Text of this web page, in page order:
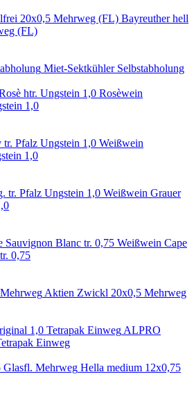
Bayreuther hell
(FL)
Miet-Sektkühler Selbstabholung
Rosèwein
1,0
Weißwein
1,0
Weißwein Grauer
Weißwein Cape
0,75
Aktien Zwickl 20x0,5 Mehrweg
ALPRO
Einweg
Hella medium 12x0,75